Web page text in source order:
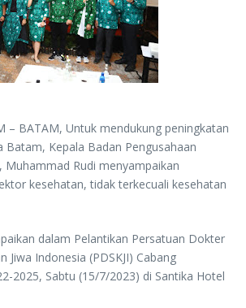
– BATAM, Untuk mendukung peningkatan
Kepala Badan Pengusahaan
Rudi menyampaikan
kesehatan, tidak terkecuali kesehatan
dalam Pelantikan Persatuan Dokter
Jiwa Indonesia (PDSKJI) Cabang
2025, Sabtu (15/7/2023) di Santika Hotel